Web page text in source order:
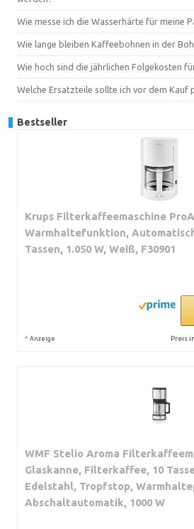
Wie messe ich die Wasserhärte für meine
Wie lange bleiben Kaffeebohnen in der
Wie hoch sind die jährlichen Folgekosten
Welche Ersatzteile sollte ich vor dem Kauf
Bestseller
Krups Filterkaffeemaschine
Warmhaltefunktion,
Tassen, 1.050 W, Weiß, F30901
* Anzeige Preis
WMF Stelio Aroma
Glaskanne, Filterkaffee, 10
Edelstahl, Tropfstop,
Abschaltautomatik, 1000 W